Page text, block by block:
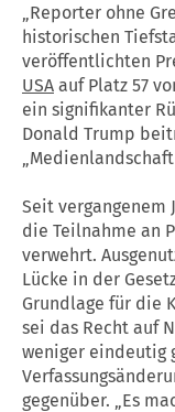
„Reporter ohne
historischen
veröffentlichten
USA auf Platz 57
ein signifikanter
Donald Trump
Seit vergangenem
die Teilnahme an
verwehrt.
Lücke in der
Grundlage für die
sei das Recht auf
weniger eindeutig
gegenüber. „Es